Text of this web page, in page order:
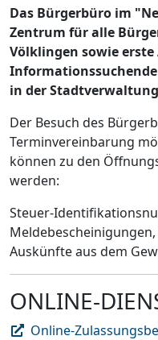
Das Bürgerbüro im
Zentrum für alle
Völklingen sowie
in der
Der Besuch des
Terminvereinbarung
können zu den
werden:
Steuer-
Auskünfte aus dem
ONLINE-
Online-